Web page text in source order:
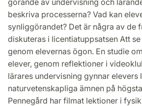
beskriva processerna? Vad kan
synliggörandet? Det är några av de
diskuteras i licentiatuppsatsen Att
genom elevernas ögon. En studie
elever, genom reflektioner i
lärares undervisning gynnar elevers
naturvetenskapliga ämnen på
Pennegård har filmat lektioner i